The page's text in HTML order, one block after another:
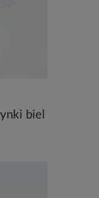
biel